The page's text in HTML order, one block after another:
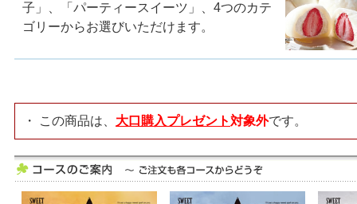
子」、「パーティースイーツ」、4つのカテ
ゴリーからお選びいただけます。
・ この商品は、 大口購入プレゼント対象外です。